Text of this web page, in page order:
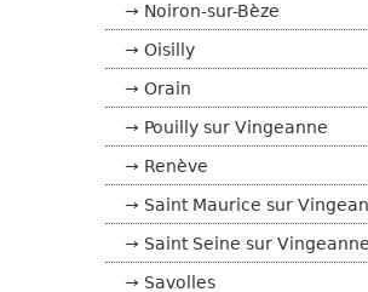
Noiron-sur-Bèze
Oisilly
Orain
Pouilly sur Vingeanne
Renève
Saint Maurice sur
Saint Seine sur Vingeanne
Savolles